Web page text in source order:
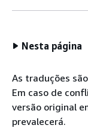
Nesta página
As traduções
Em caso de
versão original
prevalecerá.